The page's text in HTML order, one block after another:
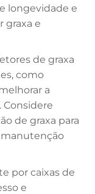
longevidade e
graxa e
de graxa
como
a
Considere
de graxa para
manutenção
por caixas de
e